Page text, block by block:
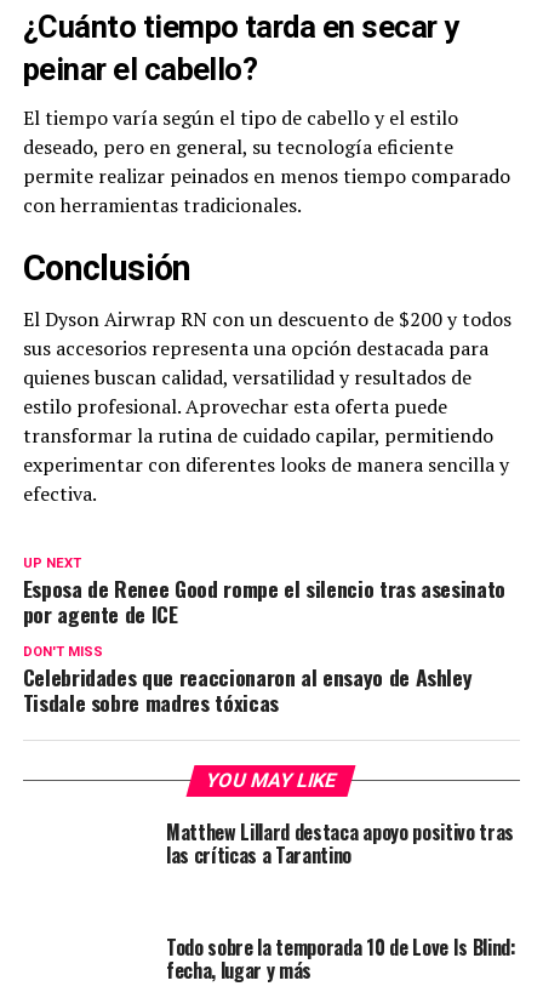
¿Cuánto tiempo tarda en secar y
peinar el cabello?
El tiempo varía según el tipo de cabello y el estilo
deseado, pero en general, su tecnología eficiente
permite realizar peinados en menos tiempo comparado
con herramientas tradicionales.
Conclusión
El Dyson Airwrap RN con un descuento de $200 y todos
sus accesorios representa una opción destacada para
quienes buscan calidad, versatilidad y resultados de
estilo profesional. Aprovechar esta oferta puede
transformar la rutina de cuidado capilar, permitiendo
experimentar con diferentes looks de manera sencilla y
efectiva.
UP NEXT
Esposa de Renee Good rompe el silencio tras asesinato
por agente de ICE
DON'T MISS
Celebridades que reaccionaron al ensayo de Ashley
Tisdale sobre madres tóxicas
YOU MAY LIKE
Matthew Lillard destaca apoyo positivo tras
las críticas a Tarantino
Todo sobre la temporada 10 de Love Is Blind:
fecha, lugar y más